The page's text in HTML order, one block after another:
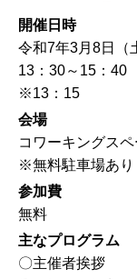
開催日時
令和7年3月8日（
13：30～15：40
※13：15
会場
コワーキングス
※無料駐車場あり
参加費
無料
主なプログラム
〇主催者挨拶